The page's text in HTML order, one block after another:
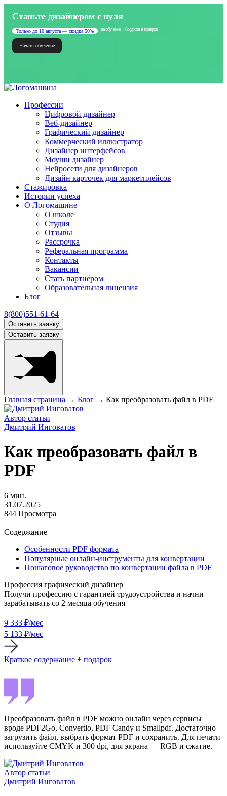
Станьте дизайнером с нуля
Только до 10 августа — скидка 50% на обучение + 8 курсов в подарок
Начать обучение
Профессии
Цифровой дизайнер
Веб-дизайнер
Графический дизайнер
Коммерческий иллюстратор
Дизайнер интерфейсов
Моушн дизайнер
Нейросети для дизайнеров
Дизайн карточек для маркетплейсов
Стажировка
Истории успеха
О Логомашине
О школе
Студия
Отзывы
Рассрочка
Реферальная программа
Контакты
Вакансии
Стать партнёром
Образовательная лицензия
Блог
8(800)551-61-64
Оставить заявку
Оставить заявку
Главная страница → Блог → Как преобразовать файл в PDF
Автор статьи
Дмитрий Инговатов
Как преобразовать файл в
PDF
6 мин.
31.07.2025
844 Просмотра
Содержание
Особенности PDF формата
Популярные онлайн-инструменты для конвертации
Пошаговое руководство по конвертации файла в PDF
Профессия графический дизайнер
Получи профессию с гарантией трудоустройства и начни
зарабатывать со 2 месяца обучения
9 333 ₽/мес
5 133 ₽/мес
Краткое содержание + подарок
Преобразовать файл в PDF можно онлайн через сервисы
вроде PDF2Go, Convertio, PDF Candy и Smallpdf. Достаточно
загрузить файл, выбрать формат PDF и сохранить. Для печати
используйте CMYK и 300 dpi, для экрана — RGB и сжатие.
Автор статьи
Дмитрий Инговатов